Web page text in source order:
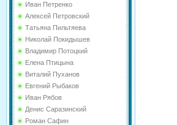
Иван Петренко
Алексей Петровский
Татьяна Пильтяева
Николай Покидышев
Владимир Потоцкий
Елена Птицына
Виталий Пуханов
Евгений Рыбаков
Иван Рябов
Денис Саразинский
Роман Сафин